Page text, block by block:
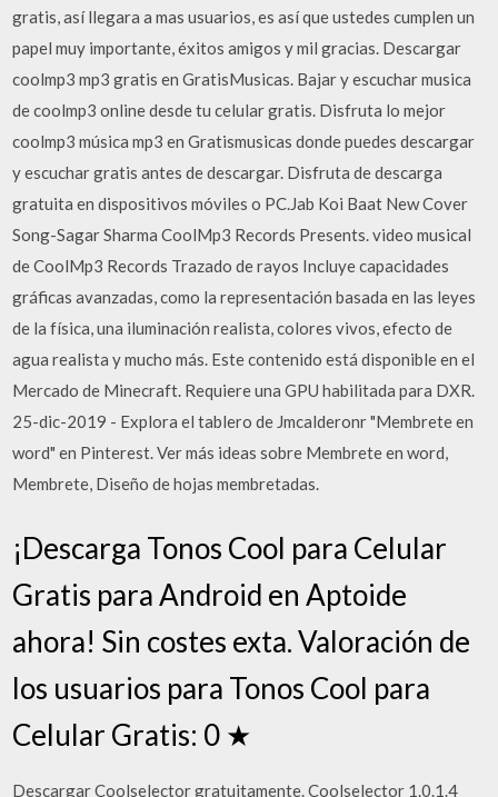
gratis, así llegara a mas usuarios, es así que ustedes cumplen un
papel muy importante, éxitos amigos y mil gracias. Descargar
coolmp3 mp3 gratis en GratisMusicas. Bajar y escuchar musica
de coolmp3 online desde tu celular gratis. Disfruta lo mejor
coolmp3 música mp3 en Gratismusicas donde puedes descargar
y escuchar gratis antes de descargar. Disfruta de descarga
gratuita en dispositivos móviles o PC.Jab Koi Baat New Cover
Song-Sagar Sharma CoolMp3 Records Presents. video musical
de CoolMp3 Records Trazado de rayos Incluye capacidades
gráficas avanzadas, como la representación basada en las leyes
de la física, una iluminación realista, colores vivos, efecto de
agua realista y mucho más. Este contenido está disponible en el
Mercado de Minecraft. Requiere una GPU habilitada para DXR.
25-dic-2019 - Explora el tablero de Jmcalderonr "Membrete en
word" en Pinterest. Ver más ideas sobre Membrete en word,
Membrete, Diseño de hojas membretadas.
¡Descarga Tonos Cool para Celular
Gratis para Android en Aptoide
ahora! Sin costes exta. Valoración de
los usuarios para Tonos Cool para
Celular Gratis: 0 ★
Descargar Coolselector gratuitamente. Coolselector 1.0.1.4